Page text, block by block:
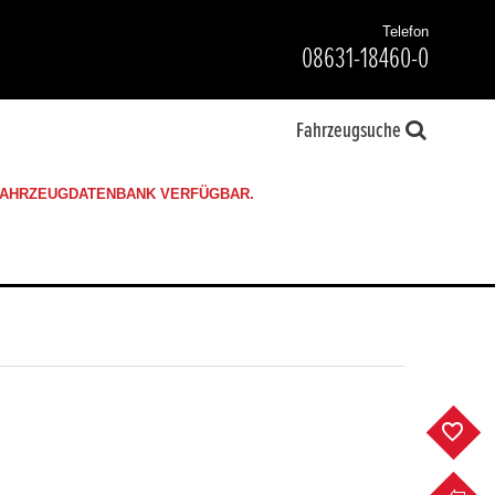
Telefon
08631-18460-0
Fahrzeugsuche
VERFÜGBAR.